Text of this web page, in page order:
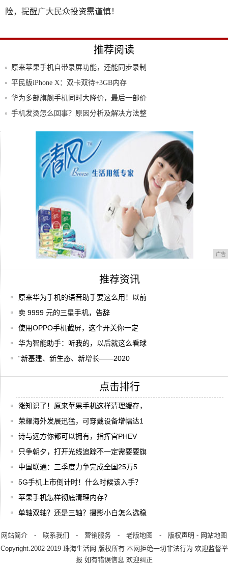
险，提醒广大民众投资需谨慎！
推荐阅读
原来苹果手机自带录屏功能，还能同步录制
声音，
平民版iPhone X：双卡双待+3GB内存
华为多部旗舰手机同时大降价，最后一部价
格真实
手机发烫怎么回事？原因分析及解决方法整
从即将发布的iPhone X，看手机行业未来
广告
推荐资讯
原来华为手机的语音助手要这么用！以前
卖 9999 元的三星手机，告辞
使用OPPO手机截屏，这个开关你一定
华为智能助手：听我的，以后就这么看球
“新基建、新生态、新增长——2020
点击排行
涨知识了！原来苹果手机这样清理缓存，
荣耀海外发展迅猛，可穿戴设备增幅达1
诗与远方你都可以拥有，指挥官PHEV
只争朝夕，打开光线追踪不一定需要要旗
中国联通：三季度力争完成全国25万5
5G手机上市倒计时！什么时候该入手？
苹果手机怎样彻底清理内存？
单轴双轴？还是三轴？摄影小白怎么选稳
网站简介 - 联系我们 - 营销服务 - 老版地图 - 版权声明 - 网站地图
Copyright.2002-2019 珠海生活网 版权所有 本网拒绝一切非法行为 欢迎监督举
报 如有错误信息 欢迎纠正